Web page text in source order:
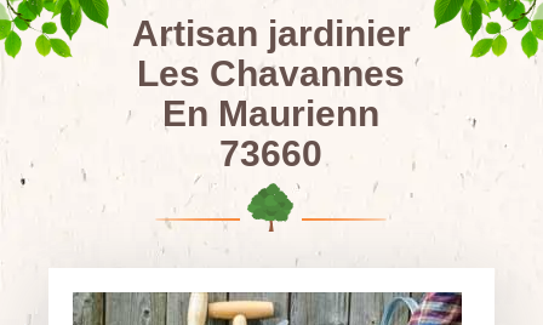
Artisan jardinier
Les Chavannes
En Maurienn
73660